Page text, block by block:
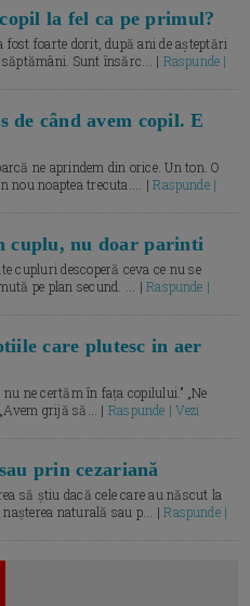
la fel ca pe primul?
foarte dorit, după ani de așteptări
Sunt însărc... | Raspunde |
de când avem copil. E
ne aprindem din orice. Un ton. O
nou noaptea trecuta.... |Raspunde |
cuplu, nu doar parinti
cupluri descoperă ceva ce nu se
pe plan secund. ... |Raspunde |
care plutesc in aer
ne certăm în fața copilului.” „Ne
grijă să... | Raspunde | Vezi
prin cezariană
să știu dacă cele care au născut la
nașterea naturală sau p... |Raspunde |